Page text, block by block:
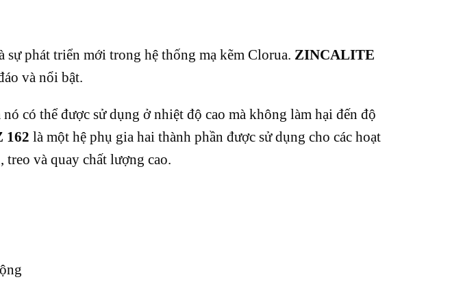
sự phát triển mới trong hệ thống mạ kẽm Clorua. ZINCALITE
và nổi bật.
có thể được sử dụng ở nhiệt độ cao mà không làm hại đến độ
162 là một hệ phụ gia hai thành phần được sử dụng cho các hoạt
và quay chất lượng cao.